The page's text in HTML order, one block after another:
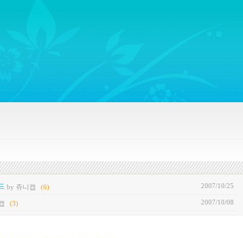
2007/10/25
by 쥬니캡 (6)
2007/10/08
(3)